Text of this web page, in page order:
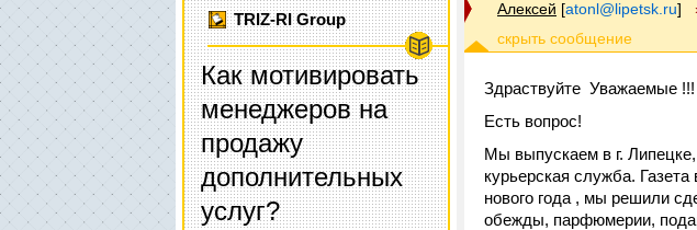
TRIZ-RI Group
Как мотивировать
менеджеров на
продажу
дополнительных
услуг?
Алексей [atonl@lipetsk.ru]
Здраствуйте Уважаемые !!!
Есть вопрос!
Мы выпускаем в г.
курьерская служба.
нового года , мы решили
обежды, парфюмерии,